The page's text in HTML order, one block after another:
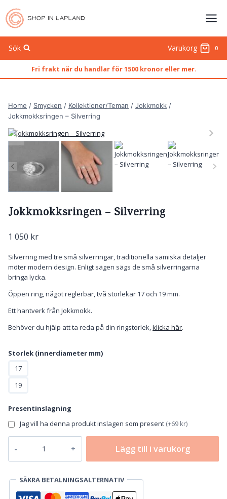
content
Sök Varukorg 0
Fri frakt när du handlar för 1500 kronor eller mer.
Home / Smycken / Kollektioner/Teman / Jokkmokk /
Jokkmokksringen – Silverring
Jokkmokksringen – Silverring
1 050 kr
Silverring med tre små silverringar, traditionella samiska detaljer
möter modern design. Enligt sägen sägs de små silverringarna
bringa lycka.
Öppen ring, något reglerbar, två storlekar 17 och 19 mm.
Ett hantverk från Jokkmokk.
Behöver du hjälp att ta reda på din ringstorlek, klicka här.
Storlek (innerdiameter mm)
17
19
Presentinslagning
Jag vill ha denna produkt inslagen som present (+69 kr)
Silverring
Lägg till i varukorg
SÄKRA BETALNINGSALTERNATIV